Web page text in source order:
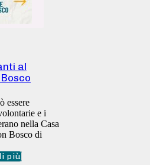
al
essere
e i
nella Casa
Bosco di
più